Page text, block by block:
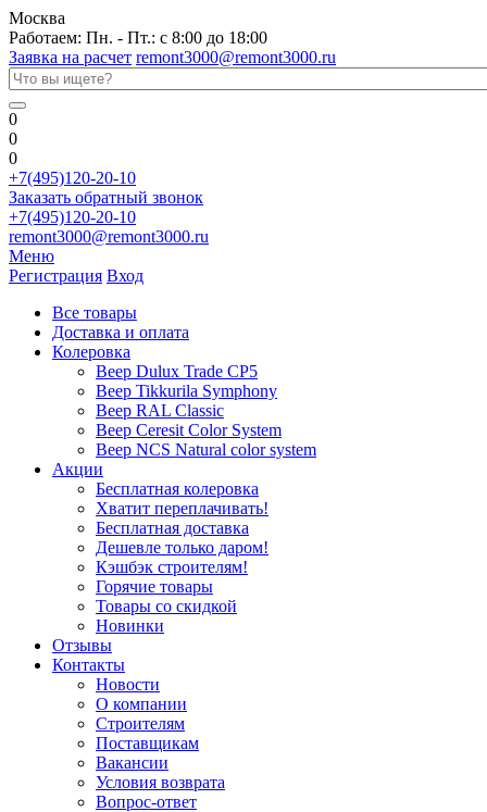
Москва
Работаем: Пн. - Пт.: с 8:00 до 18:00
Заявка на расчет remont3000@remont3000.ru
0
0
0
+7(495)120-20-10
Заказать обратный звонок
+7(495)120-20-10
remont3000@remont3000.ru
Меню
Регистрация Вход
Все товары
Доставка и оплата
Колеровка
Веер Dulux Trade CP5
Веер Tikkurila Symphony
Веер RAL Classic
Веер Ceresit Color System
Веер NCS Natural color system
Акции
Бесплатная колеровка
Хватит переплачивать!
Бесплатная доставка
Дешевле только даром!
Кэшбэк строителям!
Горячие товары
Товары со скидкой
Новинки
Отзывы
Контакты
Новости
О компании
Строителям
Поставщикам
Вакансии
Условия возврата
Вопрос-ответ